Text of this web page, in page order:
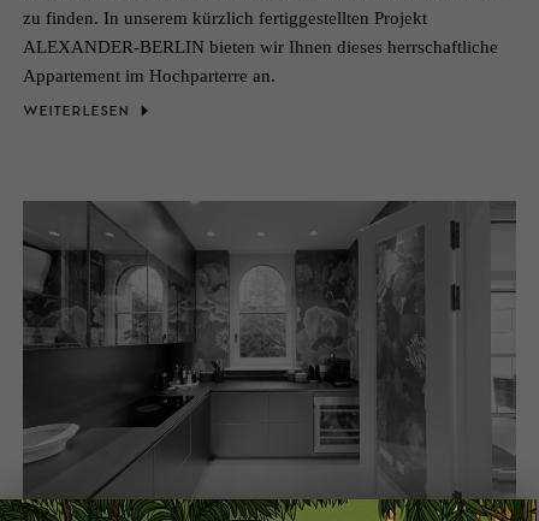
zu finden. In unserem kürzlich fertiggestellten Projekt
ALEXANDER-BERLIN bieten wir Ihnen dieses herrschaftliche
Appartement im Hochparterre an.
WEITERLESEN